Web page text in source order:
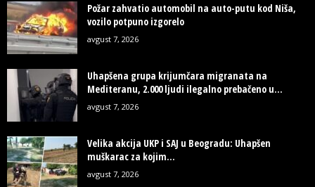
Požar zahvatio automobil na auto-putu kod Niša,
vozilo potpuno izgorelo
avgust 7, 2026
Uhapšena grupa krijumčara migranata na
Mediteranu, 2.000 ljudi ilegalno prebačeno u...
avgust 7, 2026
Velika akcija UKP i SAJ u Beogradu: Uhapšen
muškarac za kojim...
avgust 7, 2026